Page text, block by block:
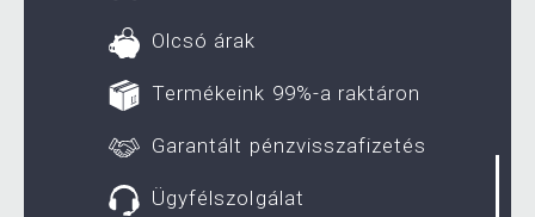
Olcsó árak
Termékeink 99%-a raktáron
Garantált pénzvisszafizetés
Ügyfélszolgálat